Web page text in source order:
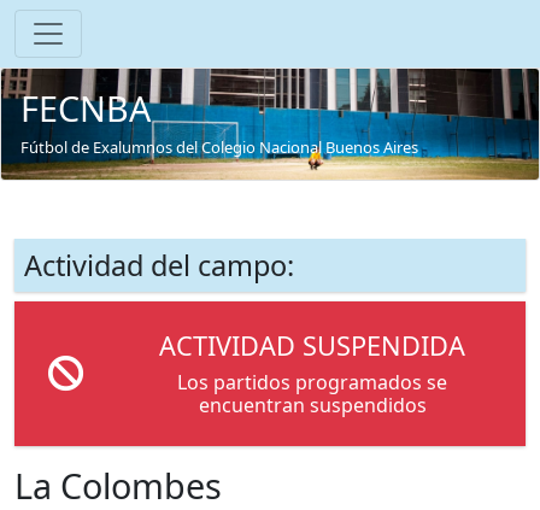
FECNBA
Fútbol de Exalumnos del Colegio Nacional Buenos Aires
La Colombes
Actividad del campo:
ACTIVIDAD SUSPENDIDA
Los partidos programados se
encuentran suspendidos